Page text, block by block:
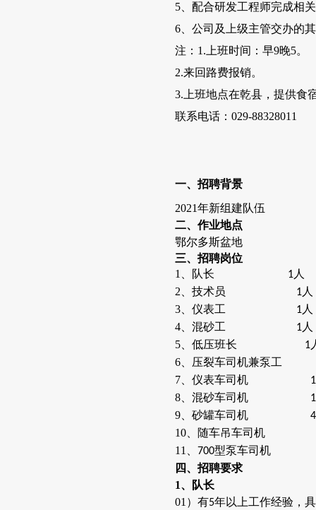
5、配合研发工程师完成相
6、公司及上级主管交办的
注：1.上班时间：早9晚5。
2.来回路费报销。
3.上班地点在乾县，提供食
联系电话：029-88328011
一、招聘背景
2021年新组建队伍
二、作业地点
鄂尔多斯盆地
三、招聘岗位
1、队长 1人
2、技术员 1人
3、仪表工 1人
4、混砂工 1人
5、低压班长 1
6、压裂车司机兼
7、仪表车司机 1
8、混砂车司机 1
9、砂罐车司机 4
10、随车吊车司
11、 700型泵车司
四、招聘要求
1、队长
01）有5年以上工作经验，